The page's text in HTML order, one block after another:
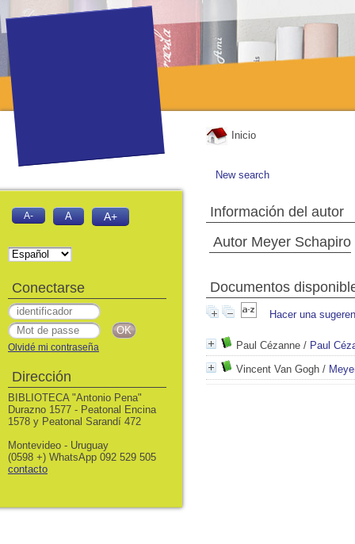
Inicio
New search
Información del autor
Autor Meyer Schapiro
Documentos
Hacer una
Paul Cézanne / Paul
Vincent Van Gogh /
A- A A+
Conectarse
Olvidé mi contraseña
Dirección
BIBLIOTECA "Antonio Pena"
Durazno 1577 - Peatonal Encina
1578 y Peatonal Sarandí 472
Montevideo - Uruguay
(0598 +) WhatsApp 092 529 505
contacto